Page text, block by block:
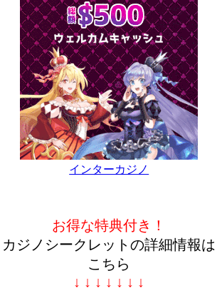
インターカジノ
お得な特典付き！
カジノシークレットの詳細情報は
こちら
↓ ↓ ↓ ↓ ↓ ↓ ↓